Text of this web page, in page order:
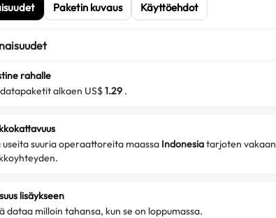
Paketin kuvaus Käyttöehdot
rahalle
alkaen US$1.29 .
useita suuria operaattoreita maassa Indonesiatarjoten vakaan
lisäykseen
dataa milloin tahansa, kun se on loppumassa.